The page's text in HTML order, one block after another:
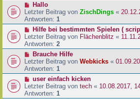
Hallo
Letzter Beitrag von ZischDings «
Antworten: 1
Hilfe bei bestimmten Spielen (
Letzter Beitrag von Flächenblitz «
Antworten: 2
Brauche Hilfe
Letzter Beitrag von Webkicks «
Antworten: 1
user einfach kicken
Letzter Beitrag von tech « 10.08.2017,
Antworten: 1